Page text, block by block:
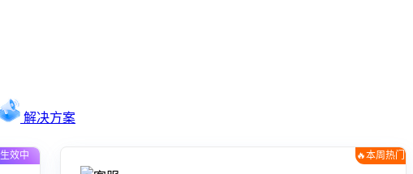
解决方案
生效中 🔥本周热门